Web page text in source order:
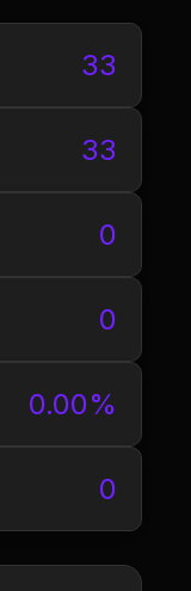
33
33
0
0
0.00%
0